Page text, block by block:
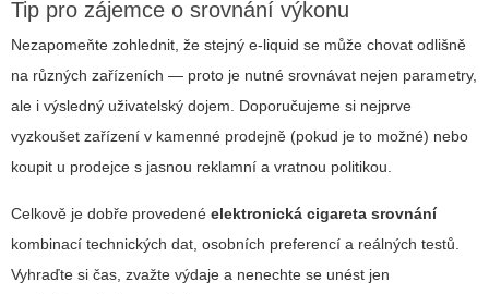
Tip pro zájemce o srovnání výkonu
Nezapomeňte zohlednit, že stejný e-liquid se může chovat odlišně
na různých zařízeních — proto je nutné srovnávat nejen parametry,
ale i výsledný uživatelský dojem. Doporučujeme si nejprve
vyzkoušet zařízení v kamenné prodejně (pokud je to možné) nebo
koupit u prodejce s jasnou reklamní a vratnou politikou.
Celkově je dobře provedené elektronická cigareta srovnání
kombinací technických dat, osobních preferencí a reálných testů.
Vyhraďte si čas, zvažte výdaje a nenechte se unést jen